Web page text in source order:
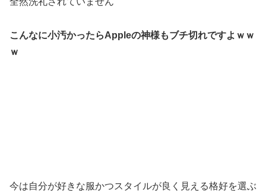
こんなに小汚かったらAppleの神様もブチ切れですよｗｗ
ｗ
今は自分が好きな服かつスタイルが良く見える格好を選ぶ